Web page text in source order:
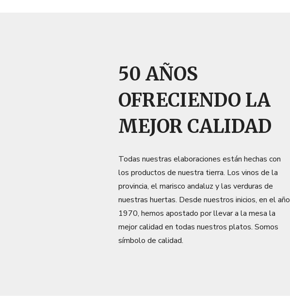
50 AÑOS
OFRECIENDO LA
MEJOR CALIDAD
Todas nuestras elaboraciones están hechas con
los productos de nuestra tierra. Los vinos de la
provincia, el marisco andaluz y las verduras de
nuestras huertas. Desde nuestros inicios, en el año
1970, hemos apostado por llevar a la mesa la
mejor calidad en todas nuestros platos. Somos
símbolo de calidad.